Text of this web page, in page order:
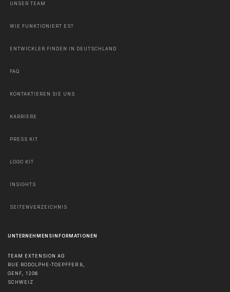
UNSER TEAM
WIE FUNKTIONIERT ES?
ENTWICKLER FINDEN IN DEUTSCHLAND
FAQ
KONTAKTIEREN SIE UNS
KARRIERE
PRESS KIT
LOGO KIT
INSIGHTS
SEITENVERZEICHNIS
UNTERNEHMENSINFORMATIONEN
TEAM EXTENSION AG
RUE RODOLPHE-TOEPFFER 8,
GENF, 1206
SCHWEIZ